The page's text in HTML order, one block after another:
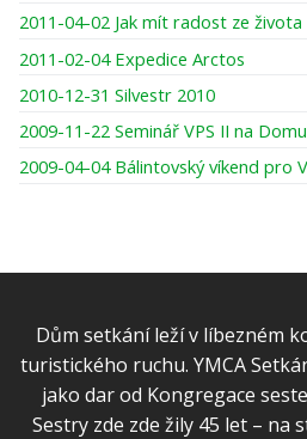
2011-04-02 Jak mít radost ze
2011-02-04 Expedice Arctos
2010-12-31 Silvestr 2010
2009-11-22 Seminář VPS II na
2009-04-04 Bálintovský víkend pro
Dům setkání leží v líbezném
turistického ruchu. YMCA
jako dar od Kongregace
Sestry zde zde žily 45 let – na